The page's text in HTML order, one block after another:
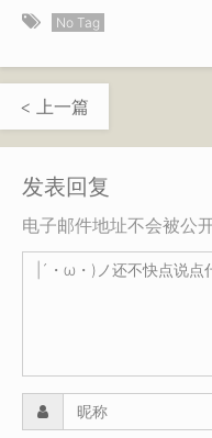
No Tag
< 上一篇
发表回复
电子邮件地址不会被公